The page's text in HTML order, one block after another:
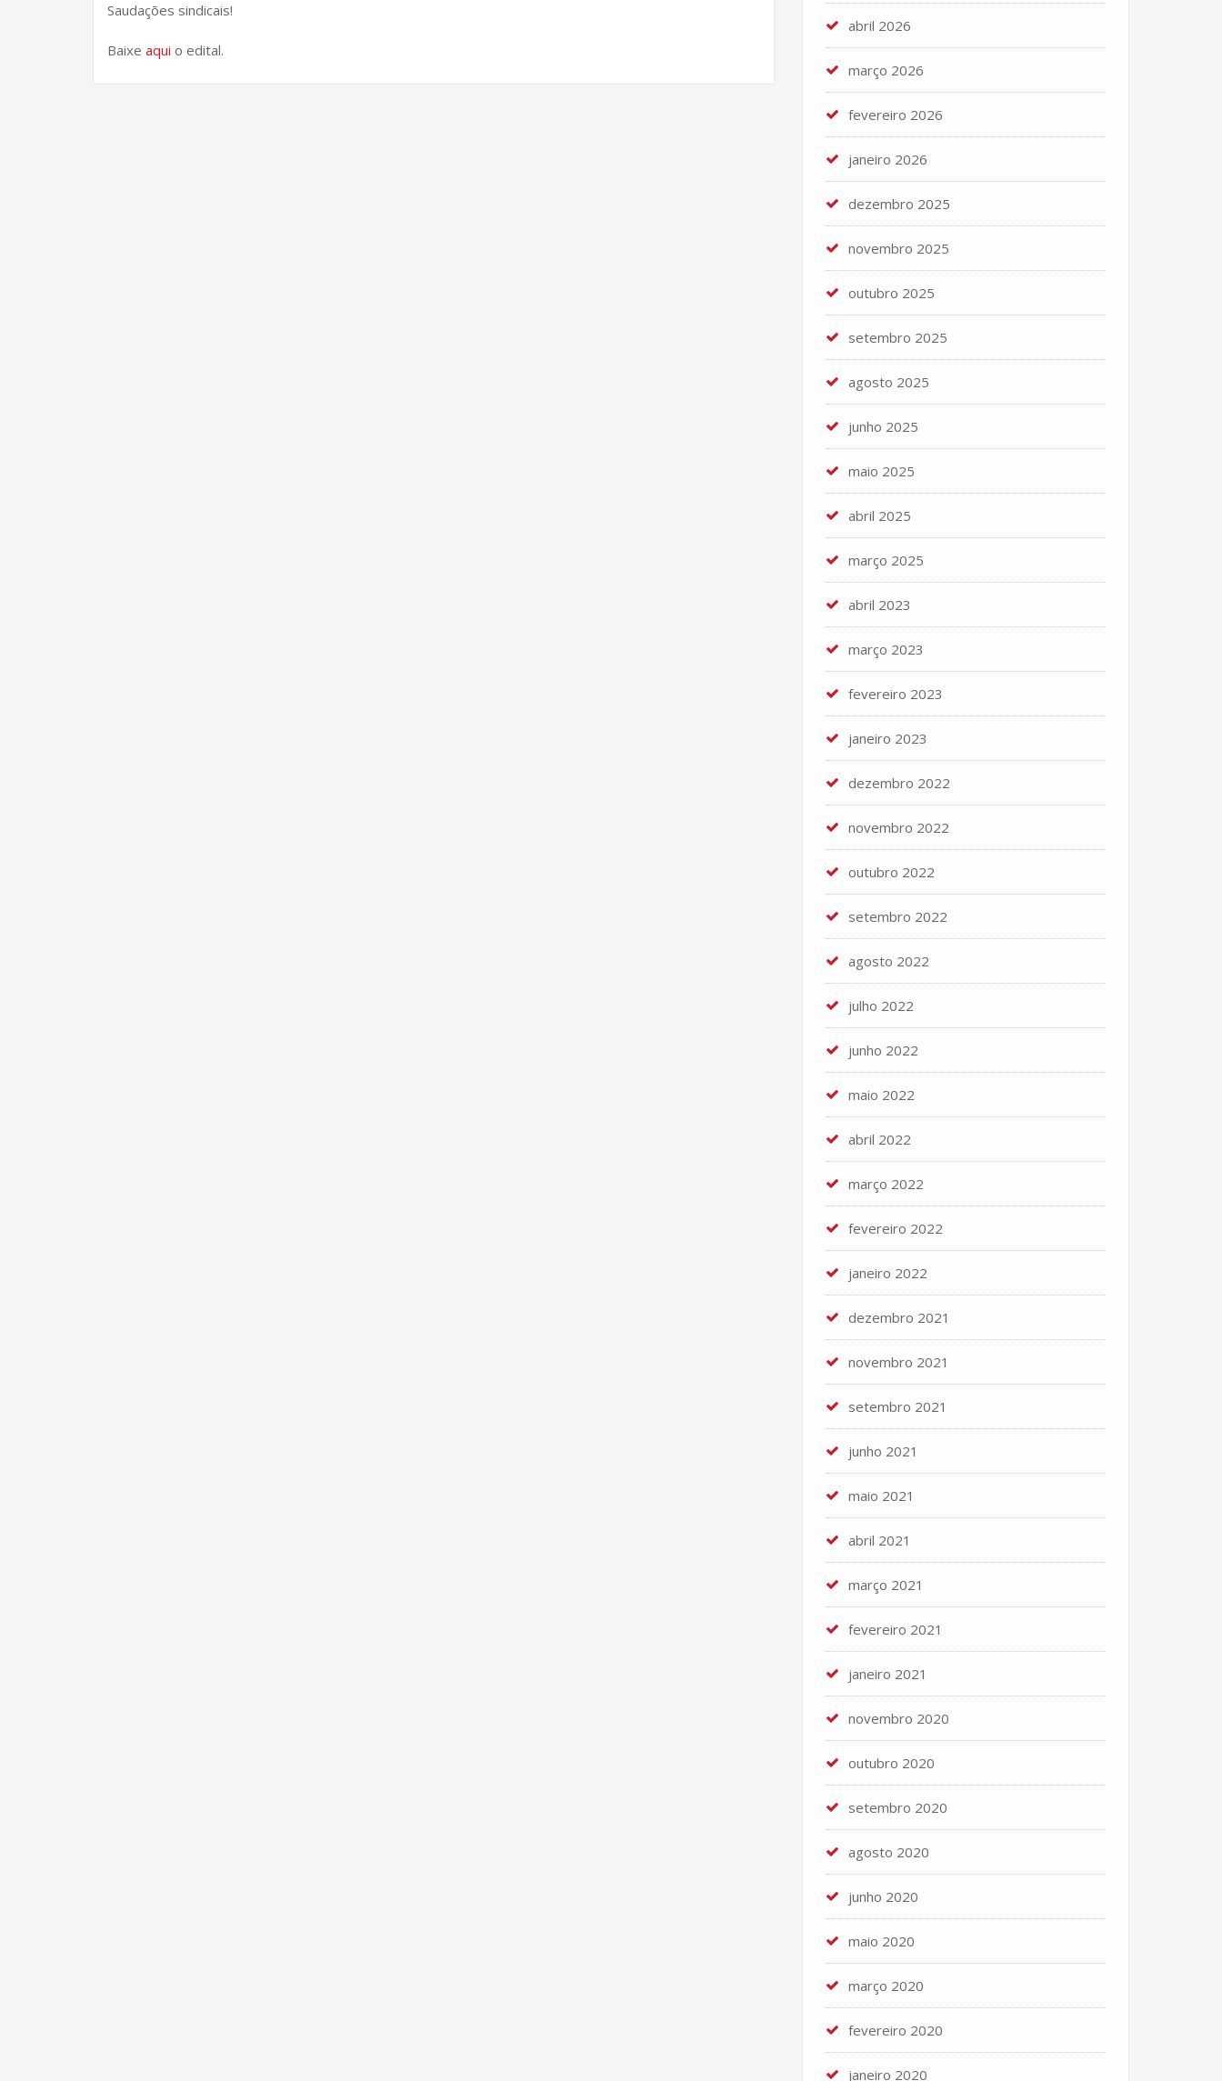
Saudações sindicais!
Baixe aqui o edital.
abril 2026
março 2026
fevereiro 2026
janeiro 2026
dezembro 2025
novembro 2025
outubro 2025
setembro 2025
agosto 2025
junho 2025
maio 2025
abril 2025
março 2025
abril 2023
março 2023
fevereiro 2023
janeiro 2023
dezembro 2022
novembro 2022
outubro 2022
setembro 2022
agosto 2022
julho 2022
junho 2022
maio 2022
abril 2022
março 2022
fevereiro 2022
janeiro 2022
dezembro 2021
novembro 2021
setembro 2021
junho 2021
maio 2021
abril 2021
março 2021
fevereiro 2021
janeiro 2021
novembro 2020
outubro 2020
setembro 2020
agosto 2020
junho 2020
maio 2020
março 2020
fevereiro 2020
janeiro 2020